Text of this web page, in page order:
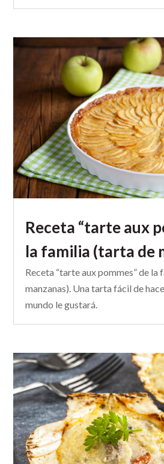
Receta “tarte aux
la familia (tarta de
Receta “tarte aux pommes” de
manzanas). Una tarta fácil de
mundo le gustará.